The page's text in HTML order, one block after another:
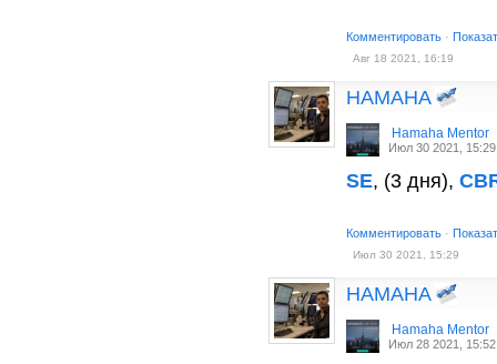
Комментировать ·
Авг 18 2021, 16:19
HAMAHA
Hamaha Mentor
Июл 30 2021, 15:29
SE, (3 дня),
Комментировать ·
Июл 30 2021, 15:29
HAMAHA
Hamaha Mentor
Июл 28 2021, 15:52